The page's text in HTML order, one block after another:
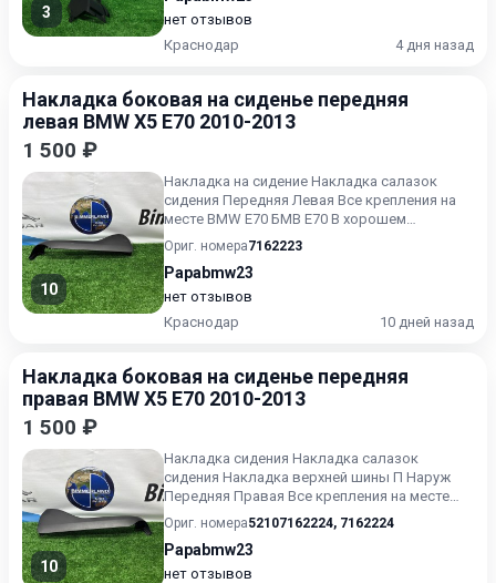
3
нет отзывов
Краснодар
4 дня назад
Накладка боковая на сиденье передняя
левая BMW X5 E70 2010-2013
1 500 ₽
10
Накладка на сидение Накладка салазок
сидения Передняя Левая Все крепления на
месте BMW E70 БМВ Е70 В хорошем
состоянии Без пробега по РФ.
Ориг. номера7162223
Papabmw23
нет отзывов
Краснодар
10 дней назад
Накладка боковая на сиденье передняя
правая BMW X5 E70 2010-2013
1 500 ₽
10
Накладка сидения Накладка салазок
сидения Накладка верхней шины П Наруж
Передняя Правая Все крепления на месте
BMW E70 БМВ Е70 В хорошем сос...
Ориг. номера52107162224, 7162224
Papabmw23
нет отзывов